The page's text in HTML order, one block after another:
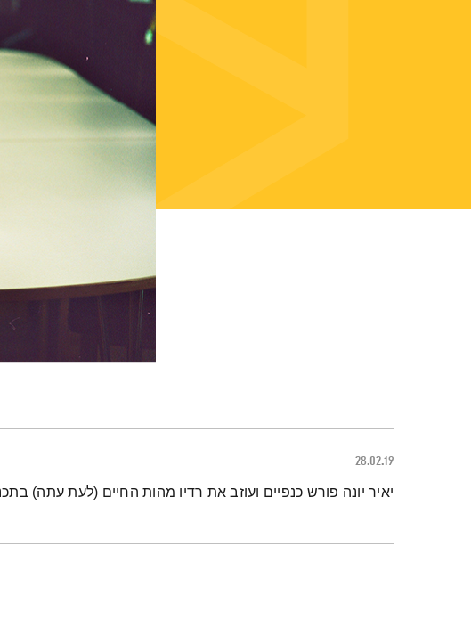
28.02.19
תמצית הפודקאסט
יאיר יונה פורש כנפיים ועוזב את רדיו מהות החיים (לעת עתה)